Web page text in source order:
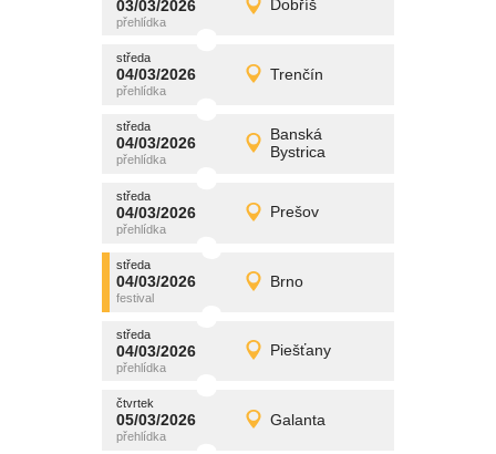
03/03/2026 Dobříš
úterý
03/03/2026 Detail
středa
04/03/2026 Trenčín
středa
04/03/2026 Detail
promítání
středa
04/03/2026
Banská
Bystrica
středa
04/03/2026 Detail
promítání
středa
04/03/2026 Prešov
středa
04/03/2026 Detail
promítání
středa
04/03/2026 Brno
středa
04/03/2026 Detail
promítání
středa
04/03/2026 Piešťany
středa
04/03/2026 Detail
promítání
čtvrtek
05/03/2026 Galanta
čtvrtek
05/03/2026 Detail
promítání